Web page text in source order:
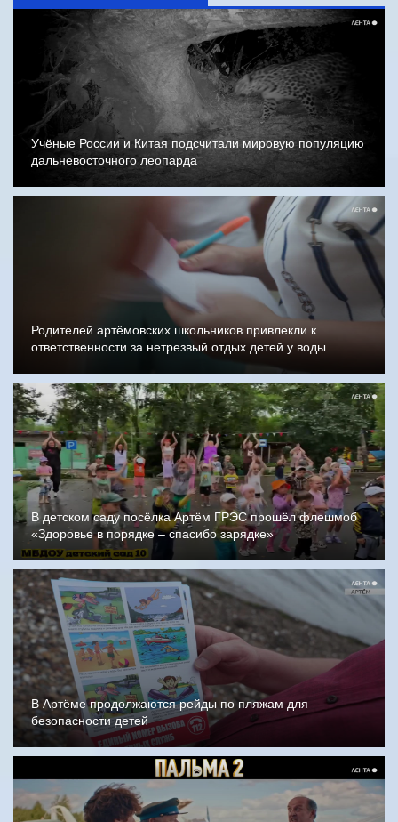
Учёные России и Китая подсчитали мировую популяцию
дальневосточного леопарда
Родителей артёмовских школьников привлекли к
ответственности за нетрезвый отдых детей у воды
В детском саду посёлка Артём ГРЭС прошёл флешмоб
«Здоровье в порядке – спасибо зарядке»
В Артёме продолжаются рейды по пляжам для
безопасности детей